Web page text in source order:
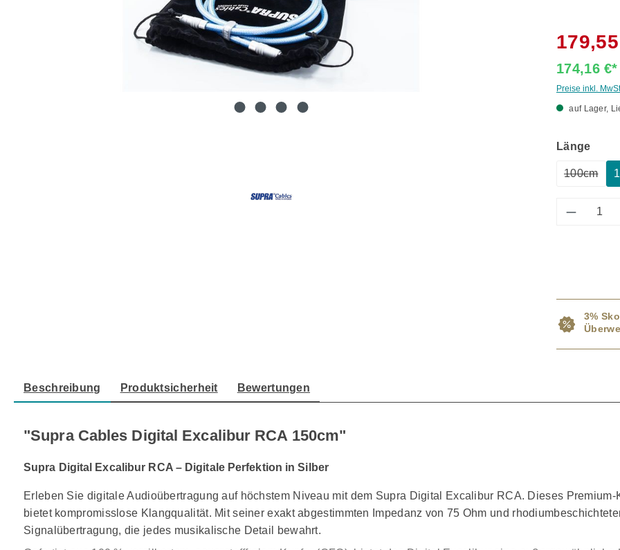
174,16 €*
Preise inkl.
auf Lager,
Länge
100cm
3%
Beschreibung Produktsicherheit Bewertungen
"Supra Cables Digital Excalibur RCA 150cm"
Supra Digital Excalibur RCA – Digitale Perfektion in Silber
Erleben Sie digitale Audioübertragung auf höchstem Niveau mit dem Supra Digital Excalibur RCA. Dieses
bietet kompromisslose Klangqualität. Mit seiner exakt abgestimmten Impedanz von 75 Ohm und
Signalübertragung, die jedes musikalische Detail bewahrt.